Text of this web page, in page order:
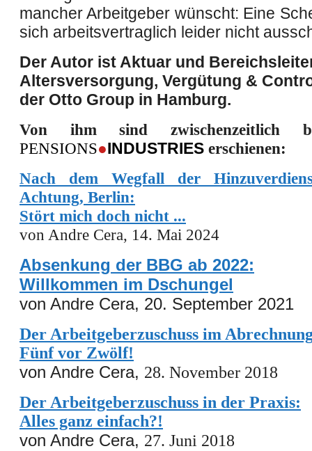
mancher Arbeitgeber wünscht: Eine
sich arbeitsvertraglich leider nicht
Der Autor ist Aktuar und
Altersversorgung, Vergütung &
der Otto Group in Hamburg.
Von ihm sind zwischenzeitlich
PENSIONS●INDUSTRIES erschienen:
Nach dem Wegfall der
Achtung, Berlin:
Stört mich doch nicht ...
von Andre Cera, 14. Mai 2024
Absenkung der BBG ab 2022:
Willkommen im Dschungel
von Andre Cera, 20. September 2021
Der Arbeitgeberzuschuss im
Fünf vor Zwölf!
von Andre Cera, 28. November 2018
Der Arbeitgeberzuschuss in der Praxis:
Alles ganz einfach?!
von Andre Cera, 27. Juni 2018